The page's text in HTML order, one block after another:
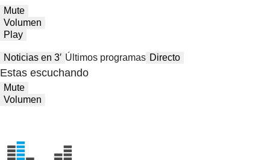
Mute
Volumen
Play
Noticias en 3′ Últimos programas Directo
Estas escuchando
Mute
Volumen